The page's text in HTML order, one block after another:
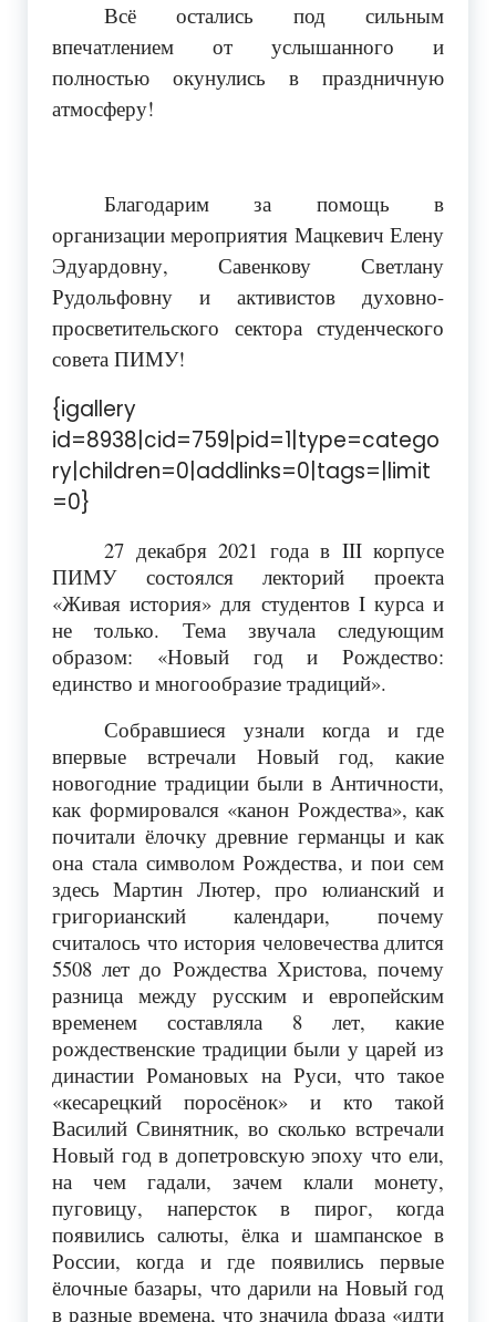
Всё остались под сильным
впечатлением от услышанного и
полностью окунулись в праздничную
атмосферу!
Благодарим за помощь в
организации мероприятия Мацкевич Елену
Эдуардовну, Савенкову Светлану
Рудольфовну и активистов духовно-
просветительского сектора студенческого
совета ПИМУ!
{igallery
id=8938|cid=759|pid=1|type=catego
ry|children=0|addlinks=0|tags=|limit
=0}
27 декабря 2021 года в III корпусе
ПИМУ состоялся лекторий проекта
«Живая история» для студентов I курса и
не только. Тема звучала следующим
образом: «Новый год и Рождество:
единство и многообразие традиций».
Собравшиеся узнали когда и где
впервые встречали Новый год, какие
новогодние традиции были в Античности,
как формировался «канон Рождества», как
почитали ёлочку древние германцы и как
она стала символом Рождества, и пои сем
здесь Мартин Лютер, про юлианский и
григорианский календари, почему
считалось что история человечества длится
5508 лет до Рождества Христова, почему
разница между русским и европейским
временем составляла 8 лет, какие
рождественские традиции были у царей из
династии Романовых на Руси, что такое
«кесарецкий поросёнок» и кто такой
Василий Свинятник, во сколько встречали
Новый год в допетровскую эпоху что ели,
на чем гадали, зачем клали монету,
пуговицу, наперсток в пирог, когда
появились салюты, ёлка и шампанское в
России, когда и где появились первые
ёлочные базары, что дарили на Новый год
в разные времена, что значила фраза «идти